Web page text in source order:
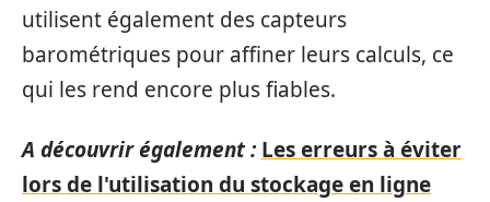
utilisent également des capteurs
barométriques pour affiner leurs calculs, ce
qui les rend encore plus fiables.
A découvrir également : Les erreurs à éviter
lors de l'utilisation du stockage en ligne